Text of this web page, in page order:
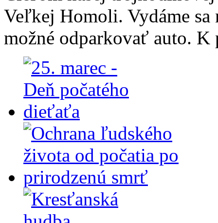
Veľkej Homoli. Vydáme sa
možné odparkovať auto.